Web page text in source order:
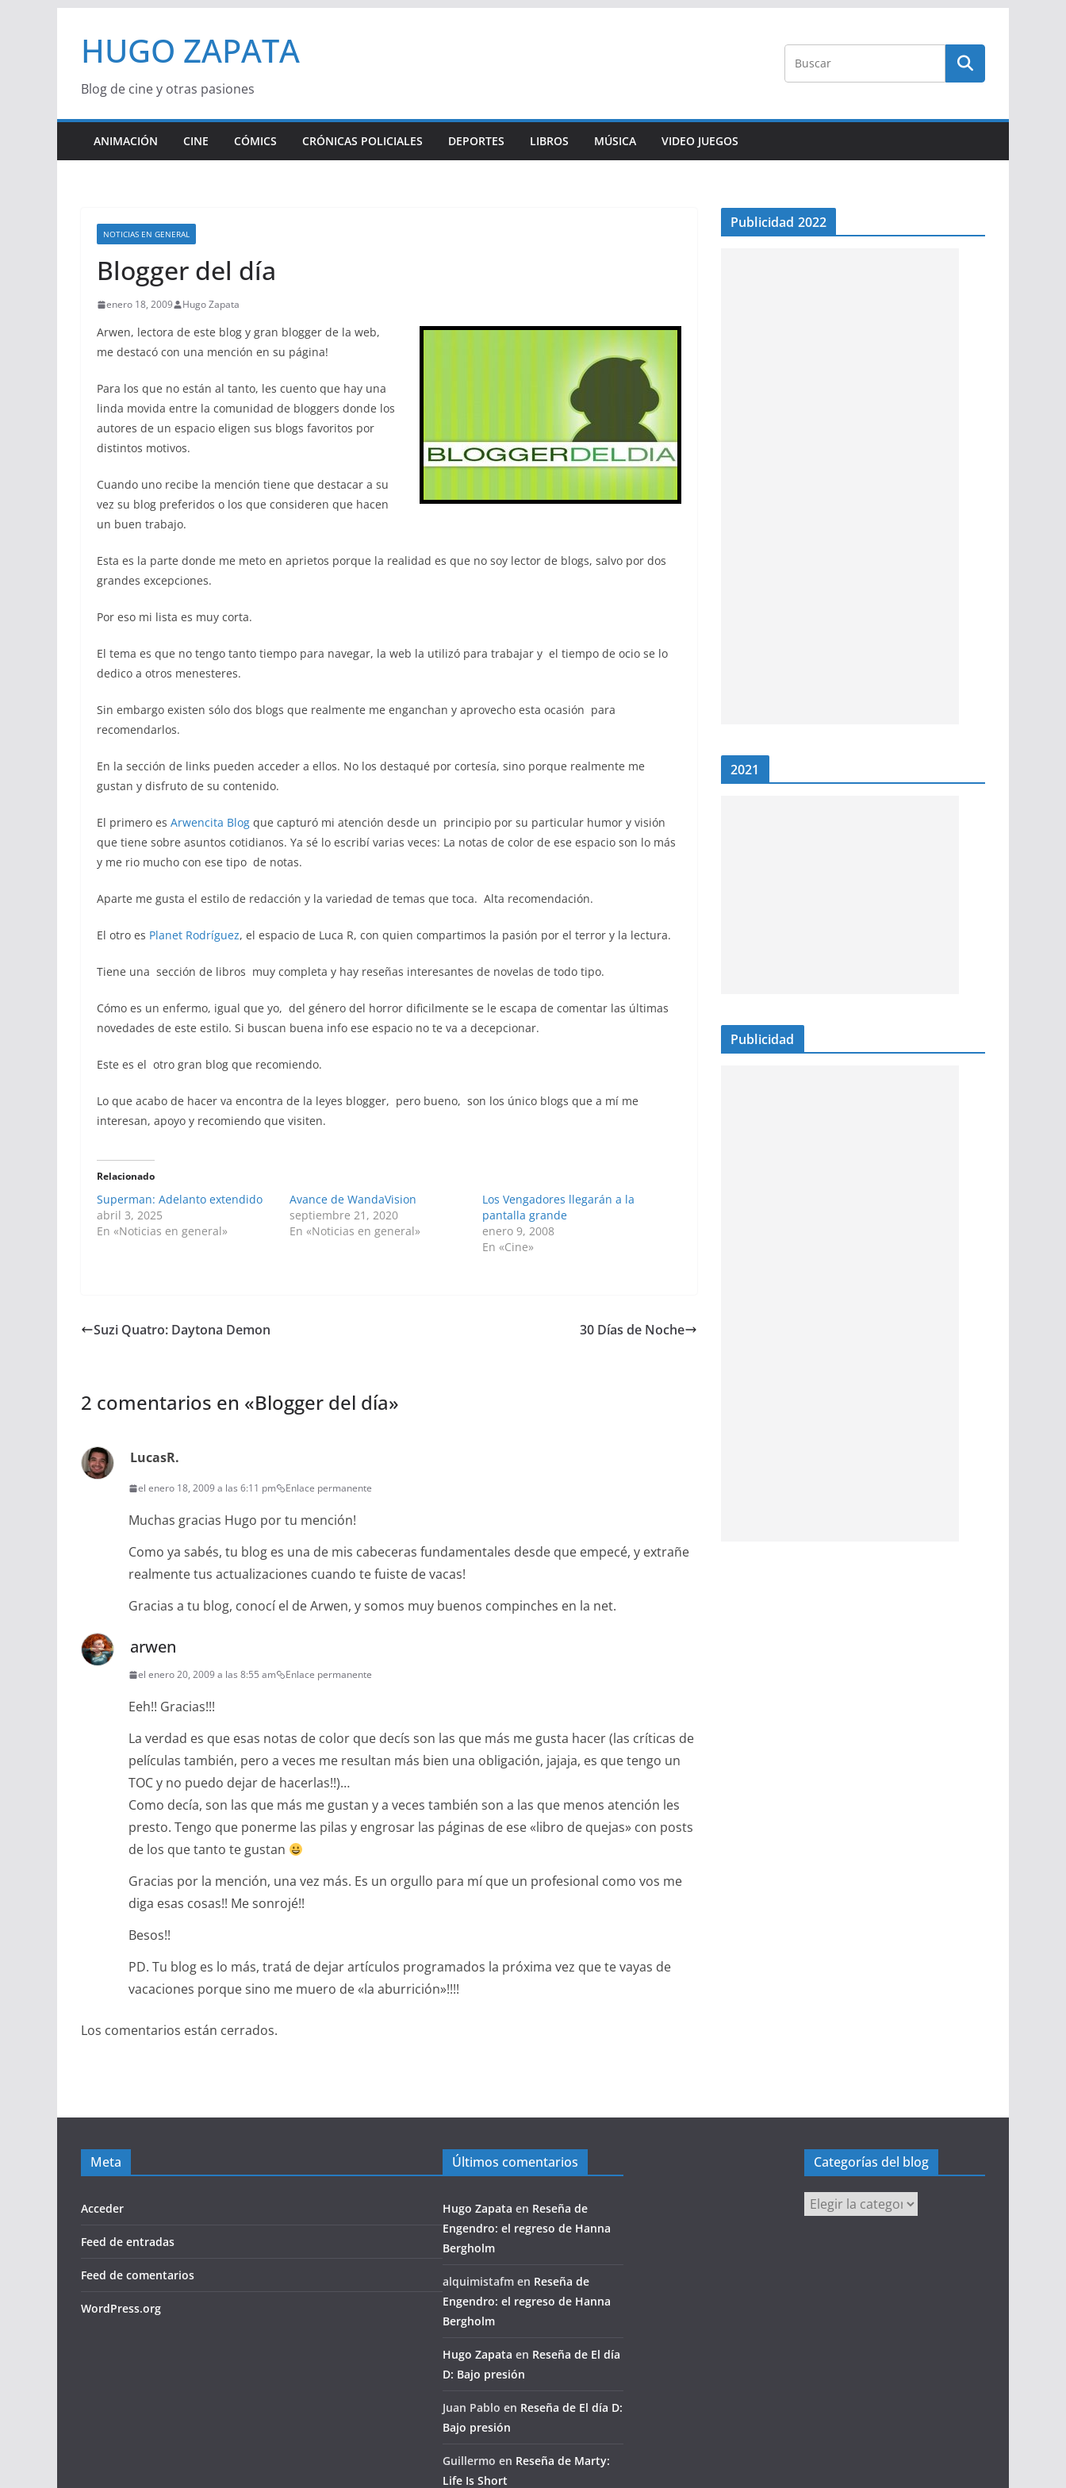
contenido
HUGO ZAPATA
Blog de cine y otras pasiones
ANIMACIÓN CINE CÓMICS CRÓNICAS POLICIALES DEPORTES LIBROS MÚSICA VIDEO JUEGOS
NOTICIAS EN GENERAL
Blogger del día
enero 18, 2009 Hugo Zapata
Arwen, lectora de este blog y gran blogger de la web,
me destacó con una mención en su página!
Para los que no están al tanto, les cuento que hay una
linda movida entre la comunidad de bloggers donde los
autores de un espacio eligen sus blogs favoritos por
distintos motivos.
Cuando uno recibe la mención tiene que destacar a su
vez su blog preferidos o los que consideren que hacen
un buen trabajo.
Esta es la parte donde me meto en aprietos porque la realidad es que no soy lector de blogs, salvo por dos
grandes excepciones.
Por eso mi lista es muy corta.
El tema es que no tengo tanto tiempo para navegar, la web la utilizó para trabajar y el tiempo de ocio se lo
dedico a otros menesteres.
Sin embargo existen sólo dos blogs que realmente me enganchan y aprovecho esta ocasión para
recomendarlos.
En la sección de links pueden acceder a ellos. No los destaqué por cortesía, sino porque realmente me
gustan y disfruto de su contenido.
El primero es Arwencita Blog que capturó mi atención desde un principio por su particular humor y visión
que tiene sobre asuntos cotidianos. Ya sé lo escribí varias veces: La notas de color de ese espacio son lo más
y me rio mucho con ese tipo de notas.
Aparte me gusta el estilo de redacción y la variedad de temas que toca. Alta recomendación.
El otro es Planet Rodríguez, el espacio de Luca R, con quien compartimos la pasión por el terror y la lectura.
Tiene una sección de libros muy completa y hay reseñas interesantes de novelas de todo tipo.
Cómo es un enfermo, igual que yo, del género del horror dificilmente se le escapa de comentar las últimas
novedades de este estilo. Si buscan buena info ese espacio no te va a decepcionar.
Este es el otro gran blog que recomiendo.
Lo que acabo de hacer va encontra de la leyes blogger, pero bueno, son los único blogs que a mí me
interesan, apoyo y recomiendo que visiten.
Relacionado
Superman: Adelanto extendido
abril 3, 2025
En «Noticias en general»
Avance de WandaVision
septiembre 21, 2020
En «Noticias en general»
Los Vengadores llegarán a la
pantalla grande
enero 9, 2008
En «Cine»
Suzi Quatro: Daytona Demon 30 Días de Noche
2 comentarios en «Blogger del día»
LucasR.
el enero 18, 2009 a las 6:11 pm Enlace permanente
Muchas gracias Hugo por tu mención!
Como ya sabés, tu blog es una de mis cabeceras fundamentales desde que empecé, y extrañe
realmente tus actualizaciones cuando te fuiste de vacas!
Gracias a tu blog, conocí el de Arwen, y somos muy buenos compinches en la net.
arwen
el enero 20, 2009 a las 8:55 am Enlace permanente
Eeh!! Gracias!!!
La verdad es que esas notas de color que decís son las que más me gusta hacer (las críticas de
películas también, pero a veces me resultan más bien una obligación, jajaja, es que tengo un
TOC y no puedo dejar de hacerlas!!)…
Como decía, son las que más me gustan y a veces también son a las que menos atención les
presto. Tengo que ponerme las pilas y engrosar las páginas de ese «libro de quejas» con posts
de los que tanto te gustan
Gracias por la mención, una vez más. Es un orgullo para mí que un profesional como vos me
diga esas cosas!! Me sonrojé!!
Besos!!
PD. Tu blog es lo más, tratá de dejar artículos programados la próxima vez que te vayas de
vacaciones porque sino me muero de «la aburrición»!!!!
Los comentarios están cerrados.
Publicidad 2022
2021
Publicidad
Meta
Acceder
Feed de entradas
Feed de comentarios
WordPress.org
Últimos comentarios
Hugo Zapata en Reseña de
Engendro: el regreso de Hanna
Bergholm
alquimistafm en Reseña de
Engendro: el regreso de Hanna
Bergholm
Hugo Zapata en Reseña de El día
D: Bajo presión
Juan Pablo en Reseña de El día D:
Bajo presión
Guillermo en Reseña de Marty:
Life Is Short
Categorías del blog
Categorías
del